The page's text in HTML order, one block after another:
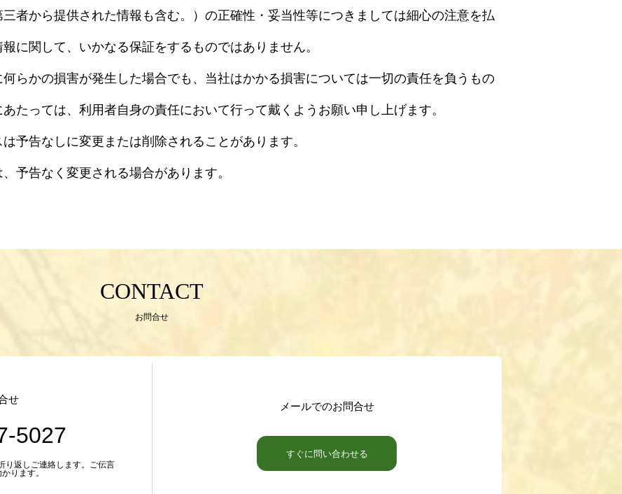
者から提供された情報も含む。）の正確性・妥当性等につきましては細心の注意を払
に関して、いかなる保証をするものではありません。
らかの損害が発生した場合でも、当社はかかる損害については一切の責任を負うもの
たっては、利用者自身の責任において行って戴くようお願い申し上げます。
予告なしに変更または削除されることがあります。
予告なく変更される場合があります。
CONTACT
お問合せ
せ
5027
り返しご連絡します。ご伝言
ります。
メールでのお問合せ
すぐに問い合わせる